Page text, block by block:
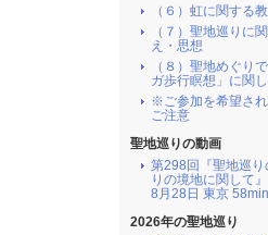
（６）虹に関する
（７）聖地巡りに
え・思想
（８）聖地めぐり
ガ歩行瞑想」に関
※ご参加を希望さ
ご注意
聖地巡りの動画
第298回『聖地巡り
りの境地に関して
8月28日 東京 58min
2026年の聖地巡り